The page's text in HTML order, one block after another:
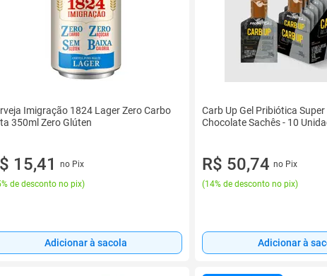
Imigração 1824 Lager Zero Carbo
350ml Zero Glúten
15,41
no Pix
de desconto no pix)
Adicionar à sacola
Carb Up Gel Pribiótica
Chocolate Sachês - 10
R$ 50,74 no Pix
(14% de desconto no pix)
Adicionar à